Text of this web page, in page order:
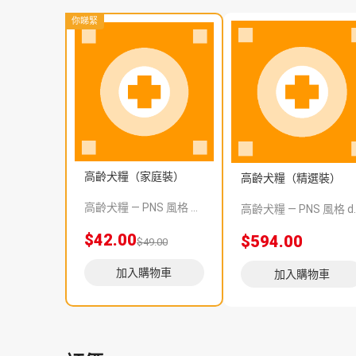
你睇緊
高齡犬糧（家庭裝）
$42.00$49.00
加入購物車
高齡犬糧（精選裝）
$594.00
加入購物車